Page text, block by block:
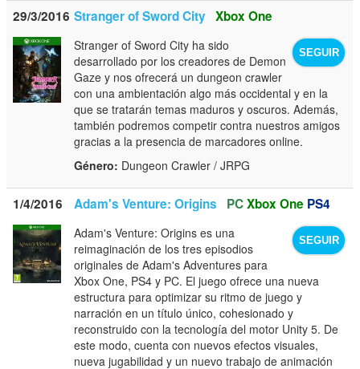
29/3/2016 Stranger of Sword City Xbox One
SEGUIR
Stranger of Sword City ha sido
desarrollado por los creadores de Demon
Gaze y nos ofrecerá un dungeon crawler
con una ambientación algo más occidental y en la
que se tratarán temas maduros y oscuros. Además,
también podremos competir contra nuestros amigos
gracias a la presencia de marcadores online.
Género: Dungeon Crawler / JRPG
1/4/2016 Adam's Venture: Origins PCXbox One PS4
SEGUIR
Adam's Venture: Origins es una
reimaginación de los tres episodios
originales de Adam's Adventures para
Xbox One, PS4 y PC. El juego ofrece una nueva
estructura para optimizar su ritmo de juego y
narración en un título único, cohesionado y
reconstruido con la tecnología del motor Unity 5. De
este modo, cuenta con nuevos efectos visuales,
nueva jugabilidad y un nuevo trabajo de animación